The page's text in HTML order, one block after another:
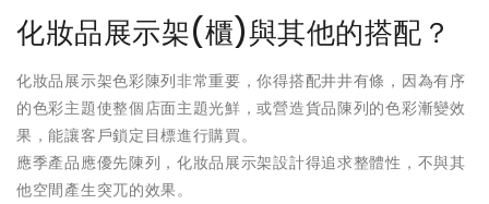
化妝品展示架(櫃)與其他的搭配？
化妝品展示架色彩陳列非常重要，你得搭配井井有條，因為有序
的色彩主題使整個店面主題光鮮，或營造貨品陳列的色彩漸變效
果，能讓客戶鎖定目標進行購買。
應季產品應優先陳列，化妝品展示架設計得追求整體性，不與其
他空間產生突兀的效果。